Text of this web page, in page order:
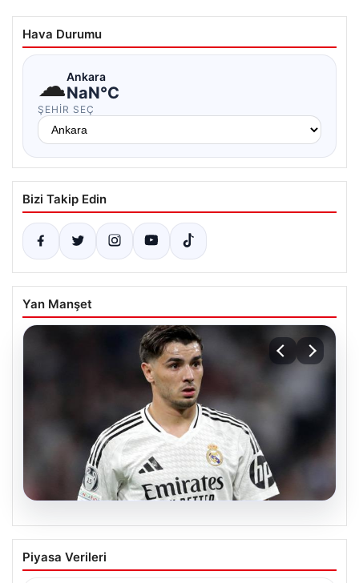
Hava Durumu
☁Ankara
NaN°C
ŞEHIR SEÇ
Bizi Takip Edin
Yan Manşet
04.08.2026
Beşiktaş’ta Salah Sonrası Yüksek Hızlı
Transfer Hamlesi: Real Madrid’in Yıldızı
Piyasa Verileri